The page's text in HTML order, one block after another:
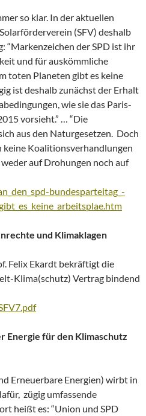
so klar. In der aktuellen
(SFV) deshalb
“Markenzeichen der SPD ist ihr
und für auskömmliche
toten Planeten gibt es keine
ist deshalb zunächst der Erhalt
wie sie das Paris-
vorsieht.” … “Die
aus den Naturgesetzen. Doch
keine Koalitionsverhandlungen
auf Drohungen noch auf
bundesparteitag_-
und Klimaklagen
Felix Ekardt bekräftigt die
Klima(schutz) Vertrag bindend
Energie für den Klimaschutz
Erneuerbare Energien) wirbt in
zügig umfassende
heißt es: “Union und SPD